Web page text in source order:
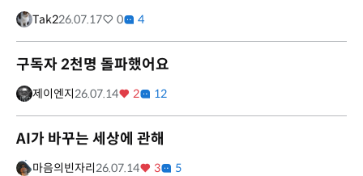
Tak226.07.17 0 4
구독자 2천명 돌파했어요
제이엔지26.07.14 2 12
AI가 바꾸는 세상에 관해
마음의빈자리26.07.14 3 5